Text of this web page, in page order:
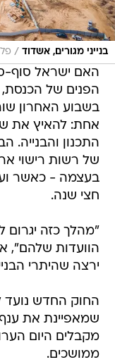
בנייני מגורים, אשדוד / פלאש 90,
האם ישראל סוף-
הפנים של
בשבוע האחרון
אחת: להאיץ את
התכנון והבנייה.
של רשות רישוי
בעצמה - כאשר
חצי שנה.
"מהלך כזה יגרום
הוועדות שלהם",
ירצה שהיתרי
החוק החדש נועד
שמאפיינת את ענף
מקבלים היום
ממושכים.